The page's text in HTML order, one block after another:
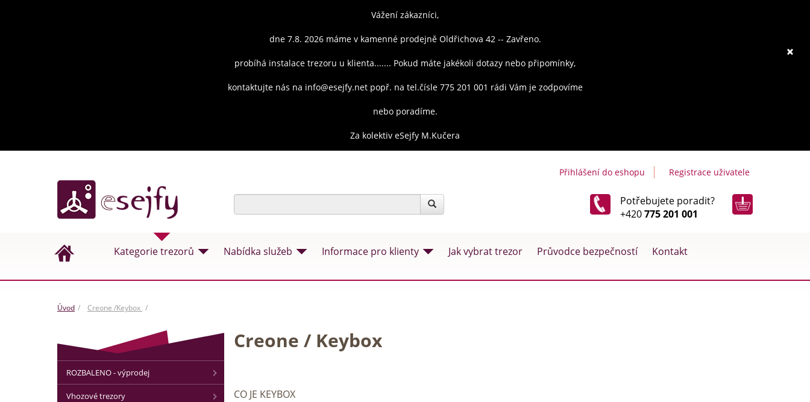
×
Vážení zákazníci,
dne 7.8. 2026 máme v kamenné prodejně Oldřichova 42 -- Zavřeno.
probíhá instalace trezoru u klienta....... Pokud máte jakékoli dotazy nebo připomínky,
kontaktujte nás na info@esejfy.net popř. na tel.čísle 775 201 001 rádi Vám je zodpovíme
nebo poradíme.
Za kolektiv eSejfy M.Kučera
Přihlášení do eshopu Registrace uživatele
Potřebujete poradit?
+420775 201 001
Kategorie trezorů Nabídka služeb Informace pro klienty Jak vybrat trezor Průvodce bezpečností Kontakt
Úvod Creone /Keybox
Creone / Keybox
CO JE KEYBOX
ROZBALENO - výprodej
Vhozové trezory